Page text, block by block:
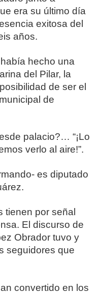
era su último día
exitosa del
años.
hecho una
del Pilar, la
de ser el
de
palacio?… “¡Lo
verlo al aire!”.
es diputado
tienen por señal
El discurso de
Obrador tuvo y
seguidores que
convertido en los